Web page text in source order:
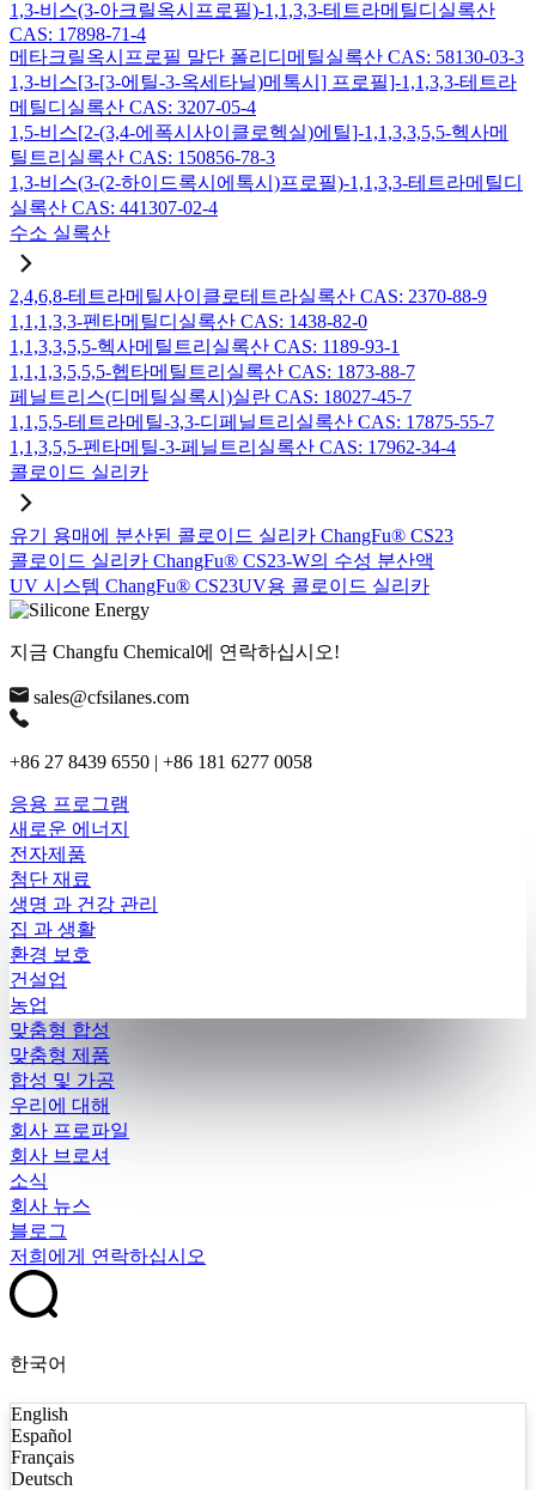
1,3-비스(3-아크릴옥시프로필)-1,1,3,3-테트라메틸디실록산
CAS: 17898-71-4
메타크릴옥시프로필 말단 폴리디메틸실록산 CAS: 58130-03-3
1,3-비스[3-[3-에틸-3-옥세타닐)메톡시] 프로필]-1,1,3,3-테트라
메틸디실록산 CAS: 3207-05-4
1,5-비스[2-(3,4-에폭시사이클로헥실)에틸]-1,1,3,3,5,5-헥사메
틸트리실록산 CAS: 150856-78-3
1,3-비스(3-(2-하이드록시에톡시)프로필)-1,1,3,3-테트라메틸디
실록산 CAS: 441307-02-4
수소 실록산
2,4,6,8-테트라메틸사이클로테트라실록산 CAS: 2370-88-9
1,1,1,3,3-펜타메틸디실록산 CAS: 1438-82-0
1,1,3,3,5,5-헥사메틸트리실록산 CAS: 1189-93-1
1,1,1,3,5,5,5-헵타메틸트리실록산 CAS: 1873-88-7
페닐트리스(디메틸실록시)실란 CAS: 18027-45-7
1,1,5,5-테트라메틸-3,3-디페닐트리실록산 CAS: 17875-55-7
1,1,3,5,5-펜타메틸-3-페닐트리실록산 CAS: 17962-34-4
콜로이드 실리카
유기 용매에 분산된 콜로이드 실리카 ChangFu® CS23
콜로이드 실리카 ChangFu® CS23-W의 수성 분산액
UV 시스템 ChangFu® CS23UV용 콜로이드 실리카
지금 Changfu Chemical에 연락하십시오!
sales@cfsilanes.com
+86 27 8439 6550 | +86 181 6277 0058
응용 프로그램
새로운 에너지
전자제품
첨단 재료
생명 과 건강 관리
집 과 생활
환경 보호
건설업
농업
맞춤형 합성
맞춤형 제품
합성 및 가공
우리에 대해
회사 프로파일
회사 브로셔
소식
회사 뉴스
블로그
저희에게 연락하십시오
한국어
English
Español
Français
Deutsch